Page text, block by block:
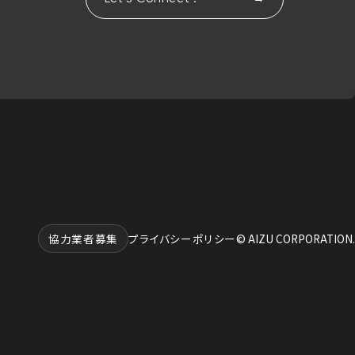
協力業者募集 プライバシーポリシー© AIZU CORPORATION.